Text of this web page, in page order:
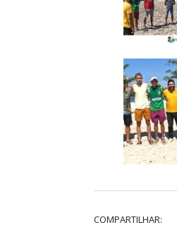
COMPARTILHAR: